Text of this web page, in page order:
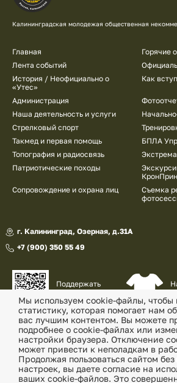
Калининградская молодежая общественная
Подвал
Главная
Горячие
Лента событий
История / Неофициально о
«Утес»
Как
Администрация
Наша деятельность и услуги
Стрелковый спорт
Такмед и первая помощь
БПЛА
Топография и радиосвязь
Патриотические походы
Сопровождение и охрана лиц
Съемка
г. Калининград, Озерная, д.31А
+7 (900) 350 55 49
Поддержать
наш проект
и
© «Военно-патриотический клуб «Утес» ,
Политика конфиденциальности
Согласие на обработку перс. данных
Мы используем cookie-файлы, чтобы
статистику, которая помогает нам
вас лучшим контентом. Вы можете
подробнее о cookie-файлах или
настройки браузера. Отключение
может привести к неполадкам в
Продолжая пользоваться сайтом
настроек, вы даете согласие на
ваших cookie-файлов. Это